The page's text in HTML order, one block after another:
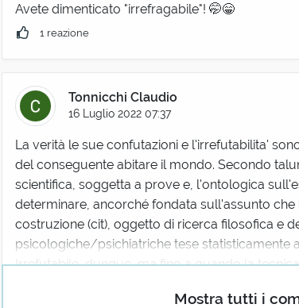
Mostra tutti i
Avete dimenticato "irrefragabile"! 🤭😁
1 reazione
Tonnicchi Claudio
16 Luglio 2022 07:37
La verità le sue confutazioni e l'irrefutabilita'
del conseguente abitare il mondo. Secondo
scientifica, soggetta a prove e, l'ontologica
determinare, ancorché fondata sull'assunto
costruzione (cit), oggetto di ricerca filosofica e
psicologiche/psichiatriche tese statisticamente
Irrefutabile, dunque, ma fino a quando la